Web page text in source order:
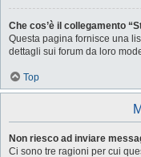
Che cos’è il collegamento
Questa pagina fornisce una
dettagli sui forum da loro
Top
Non riesco ad inviare
Ci sono tre ragioni per cui